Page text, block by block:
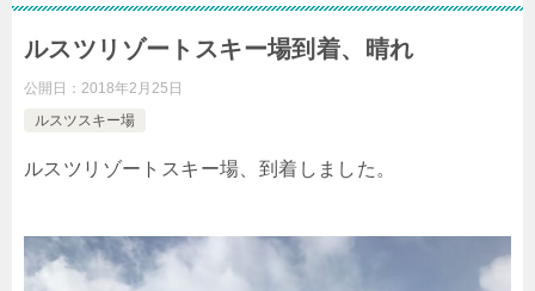
ルスツリゾートスキー場到着、晴れ
公開日： 2018年2月25日
ルスツスキー場
ルスツリゾートスキー場、到着しました。